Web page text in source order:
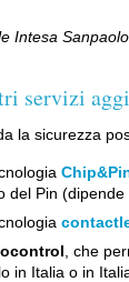
Intesa
servizi
la sicurezza
del Pin
, che
in Italia o in